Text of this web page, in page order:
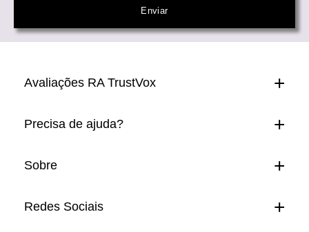
Avaliações RA TrustVox
Precisa de ajuda?
Sobre
Redes Sociais